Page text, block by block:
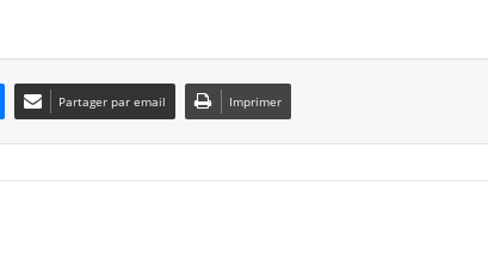
Partager par email Imprimer